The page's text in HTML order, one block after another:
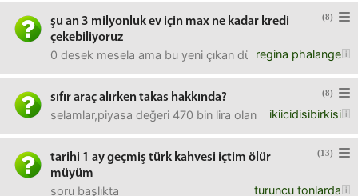
(8)
şu an 3 milyonluk ev için max ne kadar kredi
çekebiliyoruz
regina phalange
0 desek mesela ama bu yeni çıkan düşük krediyi
(8)
sıfır araç alırken takas hakkında?
ikiicidisibirkisi
selamlar,piyasa değeri 470 bin lira olan mevcut araca
(13)
tarihi 1 ay geçmiş türk kahvesi içtim ölür
müyüm
turuncu tonlarda
soru başlıkta